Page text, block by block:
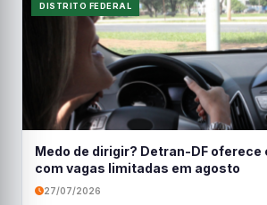
DISTRITO FEDERAL
Medo de dirigir? Detran-DF
com vagas limitadas em agosto
27/07/2026